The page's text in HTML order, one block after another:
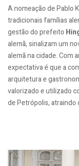
A nomeação de Pablo
tradicionais famílias
gestão do prefeito
alemã, sinalizam um
alemã na cidade. Com
expectativa é que a
arquitetura e
valorizado e utilizado
de Petrópolis, atraindo